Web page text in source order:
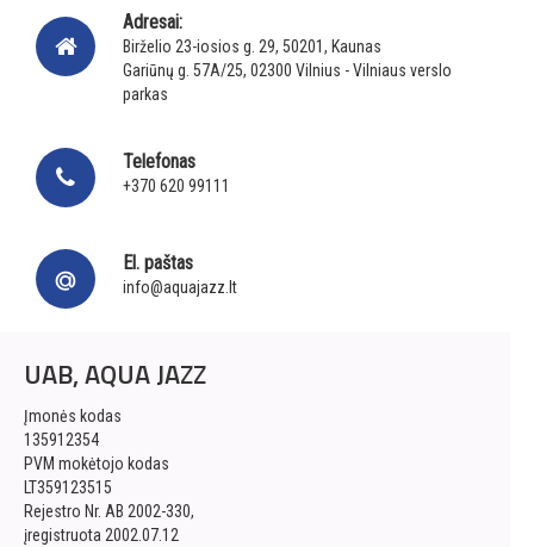
Adresai:
Birželio 23-iosios g. 29, 50201, Kaunas
Gariūnų g. 57A/25, 02300 Vilnius - Vilniaus verslo
parkas
Telefonas
+370 620 99111
El. paštas
info@aquajazz.lt
UAB, AQUA JAZZ
Įmonės kodas
135912354
PVM mokėtojo kodas
LT359123515
Rejestro Nr. AB 2002-330,
įregistruota 2002.07.12